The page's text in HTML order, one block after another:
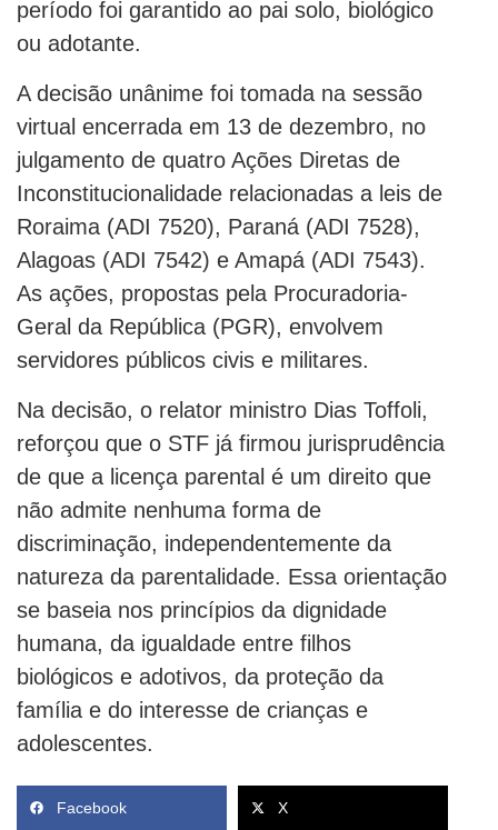
período foi garantido ao pai solo, biológico
ou adotante.
A decisão unânime foi tomada na sessão
virtual encerrada em 13 de dezembro, no
julgamento de quatro Ações Diretas de
Inconstitucionalidade relacionadas a leis de
Roraima (ADI 7520), Paraná (ADI 7528),
Alagoas (ADI 7542) e Amapá (ADI 7543).
As ações, propostas pela Procuradoria-
Geral da República (PGR), envolvem
servidores públicos civis e militares.
Na decisão, o relator ministro Dias Toffoli,
reforçou que o STF já firmou jurisprudência
de que a licença parental é um direito que
não admite nenhuma forma de
discriminação, independentemente da
natureza da parentalidade. Essa orientação
se baseia nos princípios da dignidade
humana, da igualdade entre filhos
biológicos e adotivos, da proteção da
família e do interesse de crianças e
adolescentes.
Facebook X